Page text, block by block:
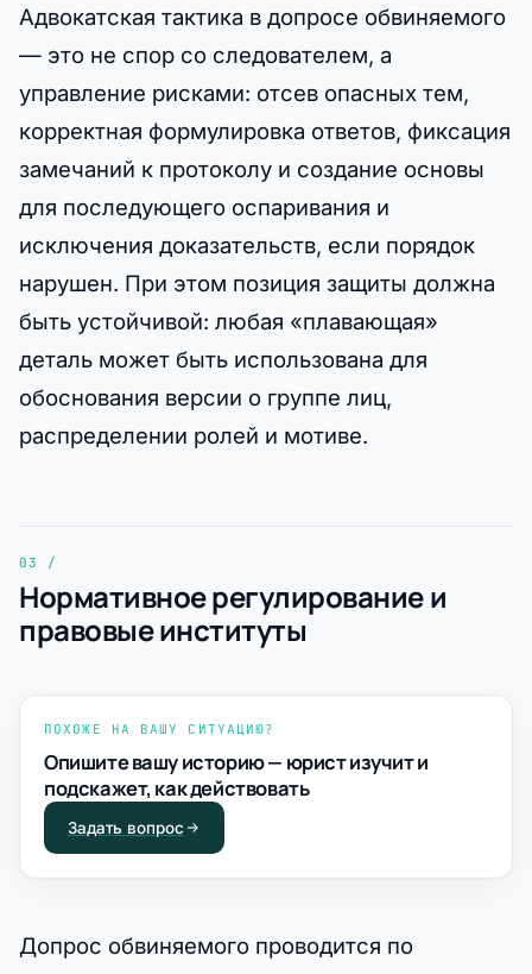
Адвокатская тактика в допросе обвиняемого
— это не спор со следователем, а
управление рисками: отсев опасных тем,
корректная формулировка ответов, фиксация
замечаний к протоколу и создание основы
для последующего оспаривания и
исключения доказательств, если порядок
нарушен. При этом позиция защиты должна
быть устойчивой: любая «плавающая»
деталь может быть использована для
обоснования версии о группе лиц,
распределении ролей и мотиве.
Нормативное регулирование и
правовые институты
ПОХОЖЕ НА ВАШУ СИТУАЦИЮ?
Опишите вашу историю — юрист изучит и
подскажет, как действовать
Задать вопрос
Допрос обвиняемого проводится по